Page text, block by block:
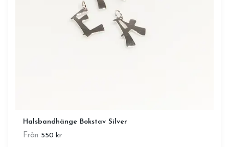
Halsbandhänge Bokstav Silver
Från 550 kr